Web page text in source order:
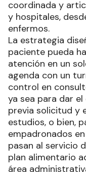
coordinada y
y hospitales,
enfermos.
La estrategia
paciente pueda
atención en un
agenda con un
control en
ya sea para dar
previa solicitud y
estudios, o bien,
empadronados
pasan al servicio
plan alimentario
área